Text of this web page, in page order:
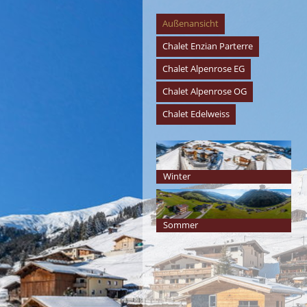
Außenansicht
Chalet Enzian Parterre
Chalet Alpenrose EG
Chalet Alpenrose OG
Chalet Edelweiss
Winter
Sommer